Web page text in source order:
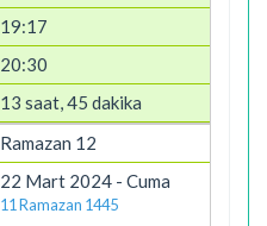
19:17
20:30
13 saat, 45 dakika
Ramazan 12
22 Mart 2024 - Cuma
11 Ramazan 1445